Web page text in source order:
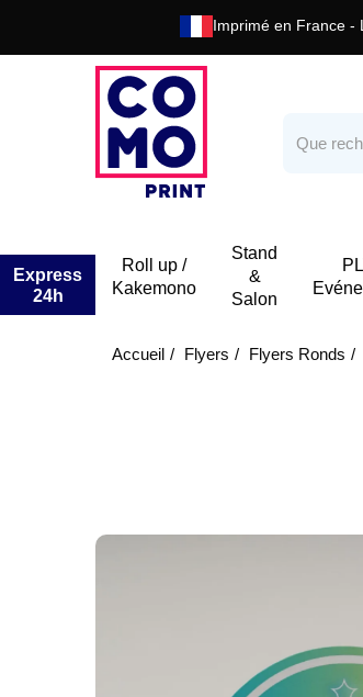
Imprimé en France -
Express
24h
Roll up /
Kakemono
Stand
&
Salon
Accueil Flyers Flyers Ronds